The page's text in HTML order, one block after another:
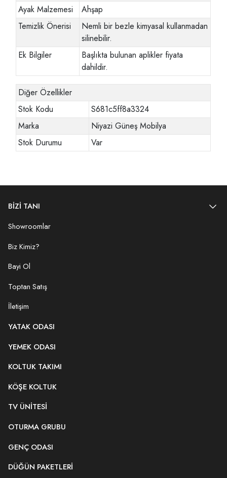
Ayak Malzemesi
Ahşap
Temizlik Önerisi
Nemli bir bezle kimyasal kullanmadan
silinebilir.
Ek Bilgiler
Başlıkta bulunan aplikler fiyata
dahildir.
Diğer Özellikler
Stok Kodu
S681c5ff8a3324
Marka
Niyazi Güneş Mobilya
Stok Durumu
Var
BİZİ TANI
Showroomlar
Biz Kimiz?
Bayi Ol
Toptan Satış
İletişim
YATAK ODASI
YEMEK ODASI
KOLTUK TAKIMI
KÖŞE KOLTUK
TV ÜNITESI
OTURMA GRUBU
GENÇ ODASI
DÜĞÜN PAKETLERI